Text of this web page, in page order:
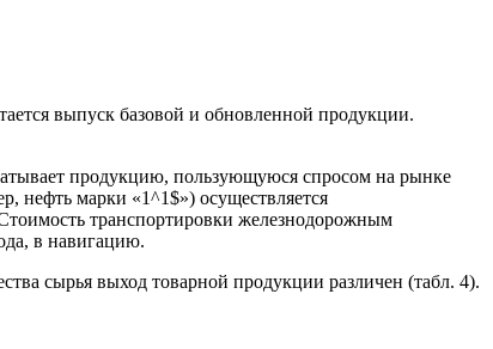
выпуск базовой и обновленной продукции.
продукцию, пользующуюся спросом на рынке
нефть марки «1^1$») осуществляется
транспортировки железнодорожным
в навигацию.
сырья выход товарной продукции различен (табл. 4).